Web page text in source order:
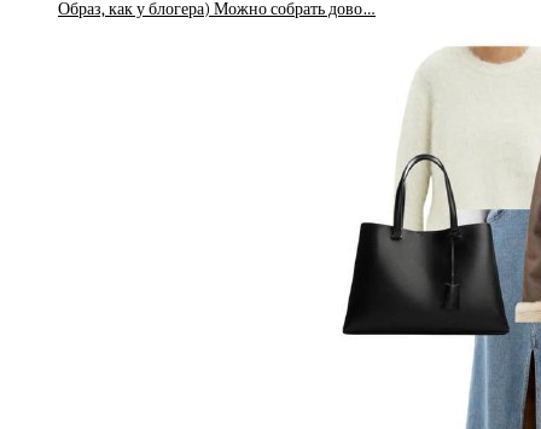
Образ, как у блогера) Можно собрать дово…